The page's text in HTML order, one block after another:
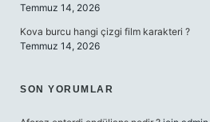
Temmuz 14, 2026
Kova burcu hangi çizgi film karakteri ?
Temmuz 14, 2026
SON YORUMLAR